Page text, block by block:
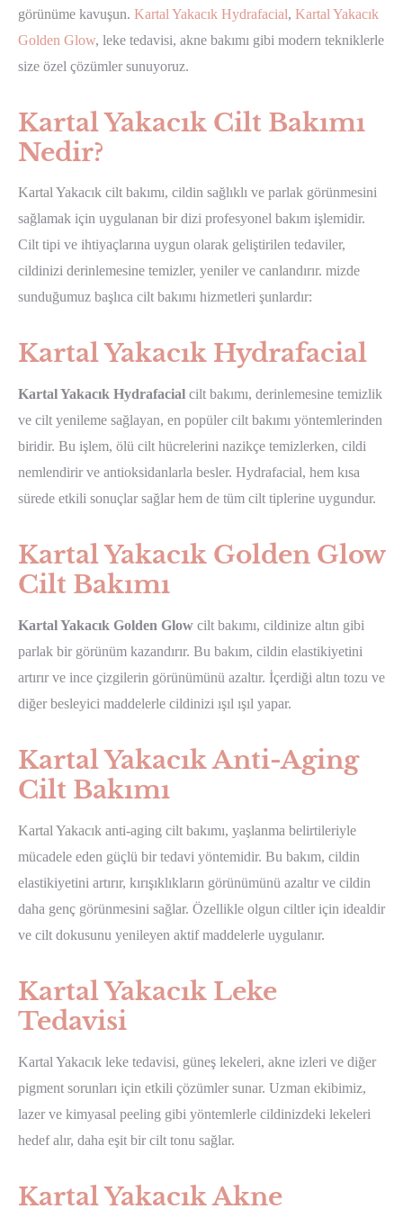
görünüme kavuşun. Kartal Yakacık Hydrafacial, Kartal Yakacık
Golden Glow, leke tedavisi, akne bakımı gibi modern tekniklerle
size özel çözümler sunuyoruz.
Kartal Yakacık Cilt Bakımı
Nedir?
Kartal Yakacık cilt bakımı, cildin sağlıklı ve parlak görünmesini
sağlamak için uygulanan bir dizi profesyonel bakım işlemidir.
Cilt tipi ve ihtiyaçlarına uygun olarak geliştirilen tedaviler,
cildinizi derinlemesine temizler, yeniler ve canlandırır. mizde
sunduğumuz başlıca cilt bakımı hizmetleri şunlardır:
Kartal Yakacık Hydrafacial
Kartal Yakacık Hydrafacial cilt bakımı, derinlemesine temizlik
ve cilt yenileme sağlayan, en popüler cilt bakımı yöntemlerinden
biridir. Bu işlem, ölü cilt hücrelerini nazikçe temizlerken, cildi
nemlendirir ve antioksidanlarla besler. Hydrafacial, hem kısa
sürede etkili sonuçlar sağlar hem de tüm cilt tiplerine uygundur.
Kartal Yakacık Golden Glow
Cilt Bakımı
Kartal Yakacık Golden Glow cilt bakımı, cildinize altın gibi
parlak bir görünüm kazandırır. Bu bakım, cildin elastikiyetini
artırır ve ince çizgilerin görünümünü azaltır. İçerdiği altın tozu ve
diğer besleyici maddelerle cildinizi ışıl ışıl yapar.
Kartal Yakacık Anti-Aging
Cilt Bakımı
Kartal Yakacık anti-aging cilt bakımı, yaşlanma belirtileriyle
mücadele eden güçlü bir tedavi yöntemidir. Bu bakım, cildin
elastikiyetini artırır, kırışıklıkların görünümünü azaltır ve cildin
daha genç görünmesini sağlar. Özellikle olgun ciltler için idealdir
ve cilt dokusunu yenileyen aktif maddelerle uygulanır.
Kartal Yakacık Leke
Tedavisi
Kartal Yakacık leke tedavisi, güneş lekeleri, akne izleri ve diğer
pigment sorunları için etkili çözümler sunar. Uzman ekibimiz,
lazer ve kimyasal peeling gibi yöntemlerle cildinizdeki lekeleri
hedef alır, daha eşit bir cilt tonu sağlar.
Kartal Yakacık Akne